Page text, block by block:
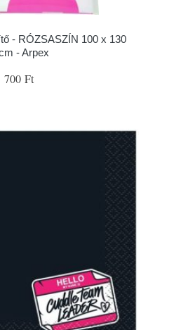
- RÓZSASZÍN 100 x 130
- Arpex
700 Ft